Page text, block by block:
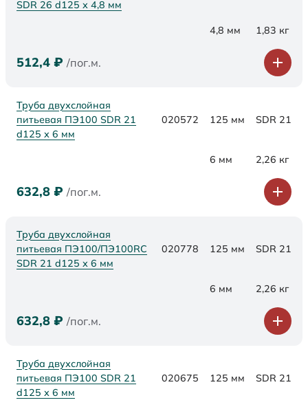
SDR 26 d125 х 4,8 мм
4,8 мм 1,83 кг
512,4 ₽ /пог.м.
Труба двухслойная
питьевая ПЭ100 SDR 21
d125 х 6 мм
020572 125 мм SDR 21
6 мм 2,26 кг
632,8 ₽ /пог.м.
Труба двухслойная
питьевая ПЭ100/ПЭ100RC
SDR 21 d125 х 6 мм
020778 125 мм SDR 21
6 мм 2,26 кг
632,8 ₽ /пог.м.
Труба двухслойная
питьевая ПЭ100 SDR 21
d125 х 6 мм
020675 125 мм SDR 21